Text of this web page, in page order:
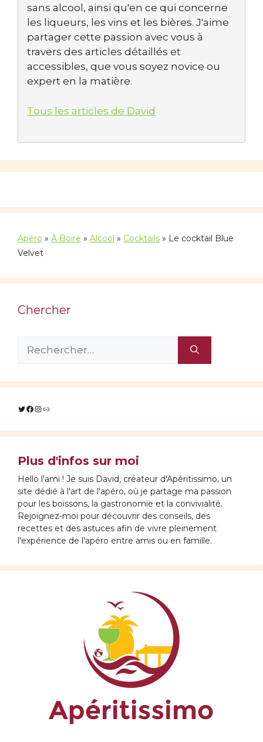
sans alcool, ainsi qu'en ce qui concerne
les liqueurs, les vins et les bières. J'aime
partager cette passion avec vous à
travers des articles détaillés et
accessibles, que vous soyez novice ou
expert en la matière.
Tous les articles de David
Apéro » À Boire » Alcool » Cocktails » Le cocktail Blue
Velvet
Chercher
Rechercher :
Twitter
Facebook
Instagram
Lien
Plus d'infos sur moi
Hello l'ami ! Je suis David, créateur d'Apéritissimo, un
site dédié à l'art de l'apéro, où je partage ma passion
pour les boissons, la gastronomie et la convivialité.
Rejoignez-moi pour découvrir des conseils, des
recettes et des astuces afin de vivre pleinement
l'expérience de l'apéro entre amis ou en famille.